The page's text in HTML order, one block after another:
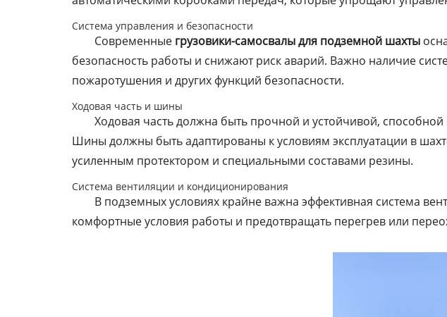
Система управления и безопасности
Современные грузовики-самосвалы для подземной шахты
безопасность работы и снижают риск аварий. Важно наличие
пожаротушения и других функций безопасности.
Ходовая часть и шины
Ходовая часть должна быть прочной и устойчивой,
Шины должны быть адаптированы к условиям эксплуатации в
усиленным протектором и специальными составами резины.
Система вентиляции и кондиционирования
В подземных условиях крайне важна эффективная система
комфортные условия работы и предотвращать перегрев или